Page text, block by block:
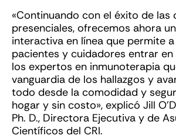
«Continuando con el éxito de las
presenciales, ofrecemos ahora
interactiva en línea que permite
pacientes y cuidadores entrar
los expertos en inmunoterapia
vanguardia de los hallazgos y
todo desde la comodidad y
hogar y sin costo», explicó Jill
Ph. D., Directora Ejecutiva y de
Científicos del CRI.